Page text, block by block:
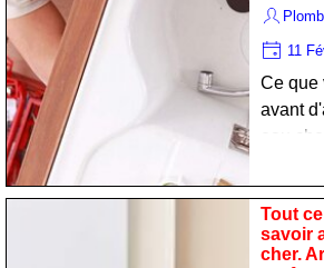
11
Ce que
avant
eau
remise
Tout
savoir
cher.